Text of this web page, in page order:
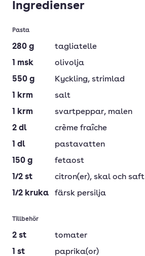
Ingredienser
Pasta
280 g
tagliatelle
1 msk
olivolja
550 g Kyckling, strimlad
1
krm
salt
1
krm svartpeppar, malen
2 dl
crème fraîche
1 dl
pastavatten
150 g
fetaost
1/2 st citron(er), skal och saft
1/2 kruka färsk persilja
Tillbehör
2 st
tomater
1 st
paprika(or)